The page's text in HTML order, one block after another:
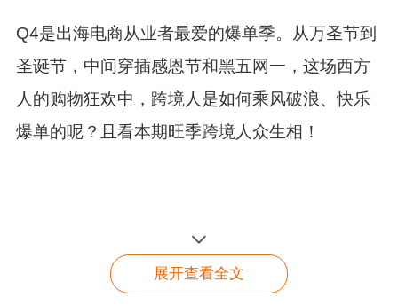
Q4是出海电商从业者最爱的爆单季。 从万圣节到
圣诞节，中间穿插感恩节和黑五网一，这场西方
人的购物狂欢中，跨境人是如何乘风破浪、快乐
爆单的呢？且看本期旺季跨境人众生相 ！
展开查看全文